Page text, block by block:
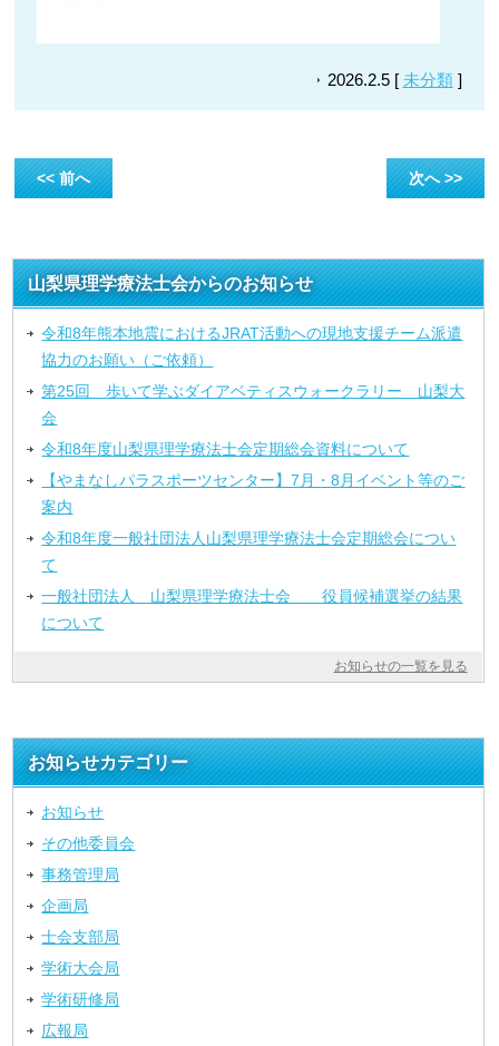
2026.2.5 [ 未分類]
<< 前へ 次へ >>
山梨県理学療法士会からのお知らせ
令和8年熊本地震におけるJRAT活動への現地支援チーム派遣
協力のお願い（ご依頼）
第25回 歩いて学ぶダイアベティスウォークラリー 山梨大
会
令和8年度山梨県理学療法士会定期総会資料について
【やまなしパラスポーツセンター】7月・8月イベント等のご
案内
令和8年度一般社団法人山梨県理学療法士会定期総会につい
て
一般社団法人 山梨県理学療法士会 役員候補選挙の結果
について
お知らせの一覧を見る
お知らせカテゴリー
お知らせ
その他委員会
事務管理局
企画局
士会支部局
学術大会局
学術研修局
広報局